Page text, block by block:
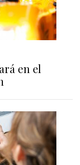
en el